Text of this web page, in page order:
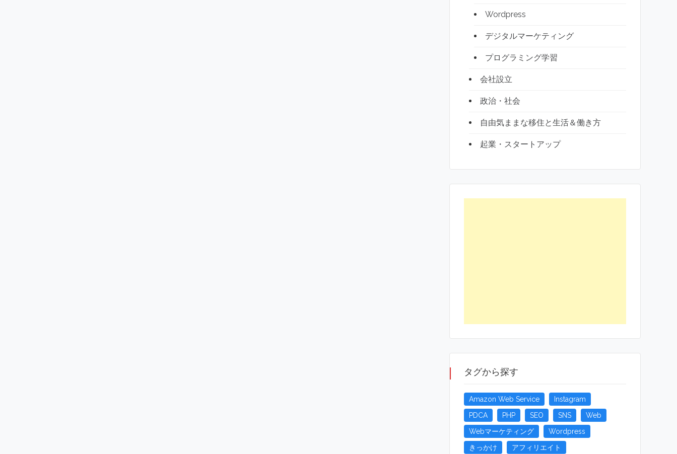
Wordpress
デジタルマーケティング
プログラミング学習
会社設立
政治・社会
自由気ままな移住と生活＆働き方
起業・スタートアップ
タグから探す
Amazon Web Service
Instagram
PDCA
PHP SEO SNS
Web
Webマーケティング
Wordpress
きっかけ
アフィリエイト